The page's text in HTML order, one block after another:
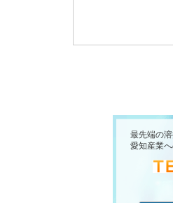
最先端の
愛知産業